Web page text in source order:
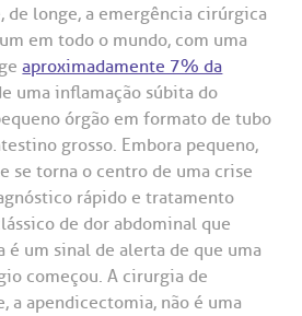
para você, cliente da BP, tirar
ou fazer elogios
e aos nossos serviços.
6ª feira das 7h às 18h
mais
BP
médico
Neurologia e
Ortopedia
de longe, a emergência cirúrgica
em todo o mundo, com uma
aproximadamente 7% da
uma inflamação súbita do
órgão em formato de tubo
grosso. Embora pequeno,
se torna o centro de uma crise
rápido e tratamento
de dor abdominal que
é um sinal de alerta de que uma
começou. A cirurgia de
a apendicectomia, não é uma